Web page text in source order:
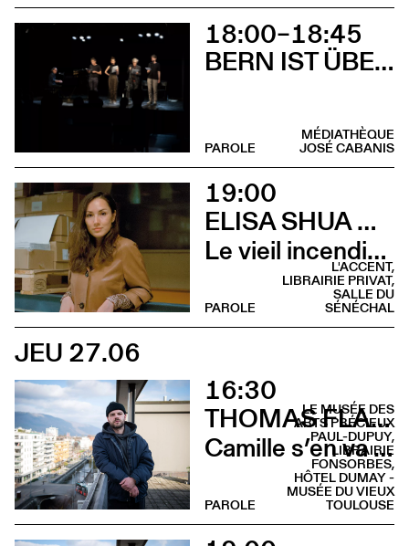
18:00–18:45
BERN IST ÜBERALL
MÉDIATHÈQUE
JOSÉ CABANIS
PAROLE
19:00
ELISA SHUA DUSAPIN
Le vieil incendie (Rencontre - L’Accent de Montrabé)
L'ACCENT,
LIBRAIRIE PRIVAT,
SALLE DU
SÉNÉCHAL
PAROLE
JEU 27.06
16:30
THOMAS FLAHAUT
Camille s’en va (Lecture musicale - Musée des Arts Précieux)
LE MUSÉE DES
ARTS PRÉCIEUX
PAUL-DUPUY,
LIBRAIRIE
FONSORBES,
HÔTEL DUMAY -
MUSÉE DU VIEUX
TOULOUSE
PAROLE